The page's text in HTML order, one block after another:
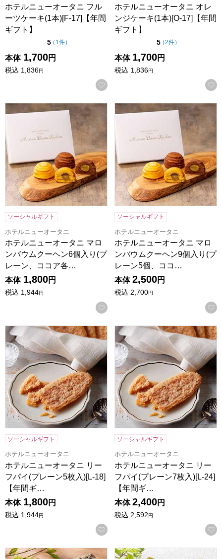
ホテルニューオータニ フル
ーツケーキ(1本)[F-17]【年間
ギフト】
5点（5点満点中）
（ 1件の評価
）
本体 1,700円
税込 1,836円
お気に入りに登録する
ホテルニューオータニ オレ
ンジケーキ(1本)[O-17]【年間
ギフト】
5点（5点満点中）
（2件の評価
）
本体 1,700円
税込 1,836円
ホテルニューオータニ マロンバウムクーヘン6個入り(プレ
ソーシャルギフト
ホテルニューオータニ
ホテルニューオータニ マロ
ンバウムクーヘン6個入り(プ
レーン、ココア各…
本体 1,800円
税込 1,944円
お気に入りに登録する
ホテルニューオータニ マロ
ソーシャルギフト
ホテルニューオータニ
ホテルニューオータニ マロ
ンバウムクーヘン9個入り(プ
レーン5個、ココ…
本体 2,500円
税込 2,700円
ホテルニューオータニ リーフパイ(プレーン5枚入)[L-18]【年
ソーシャルギフト
ホテルニューオータニ
ホテルニューオータニ リー
フパイ(プレーン5枚入)[L-18]
【年間ギ…
本体 1,800円
税込 1,944円
お気に入りに登録する
ホテルニューオータニ リー
ソーシャルギフト
ホテルニューオータニ
ホテルニューオータニ リー
フパイ(プレーン7枚入)[L-24]
【年間ギ…
本体 2,400円
税込 2,592円
杵屋 書写 千年杉 小倉 1本入り【年間ギフト】杵屋 書写 千年杉 柚子 1本入